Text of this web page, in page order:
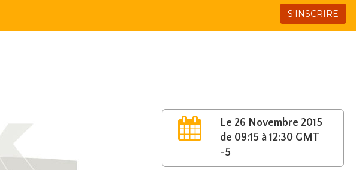
S'INSCRIRE
Le 26 Novembre 2015
de 09:15 à 12:30 GMT
-5